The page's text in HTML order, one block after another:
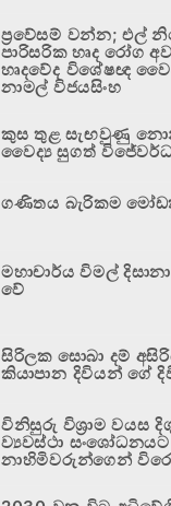
ප්‍රවේසම් වන්න; එල්
පාරිසරික හෘද රෝග
හෘදවේද විශේෂඥ
නාමල් විජයසිංහ
කුස තුළ සැඟවුණු
වෛද්‍ය සුගත්
ගණිතය බැරිකම
මහාචාර්ය විමල්
වේ
සිරිලක සොබා දම්
කියාපාන දිවියන් ගේ
විනිසුරු විශ්‍රාම වයස
ව්‍යවස්ථා සංශෝධනයට
නාහිමිවරුන්ගෙන්